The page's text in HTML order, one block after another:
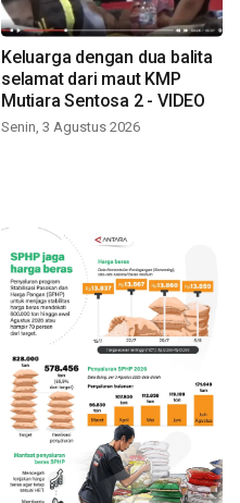
Keluarga dengan dua balita
selamat dari maut KMP
Mutiara Sentosa 2 - VIDEO
Senin, 3 Agustus 2026